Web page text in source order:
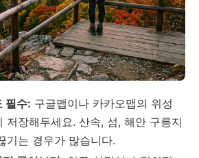
필수: 구글맵이나 카카오맵의 위성
저장해두세요. 산속, 섬, 해안 구릉지
기는 경우가 많습니다.